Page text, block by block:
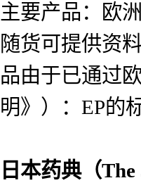
主要产品：欧
随货可提供资
品由于已通过
明》）：EP的
日本药典（The